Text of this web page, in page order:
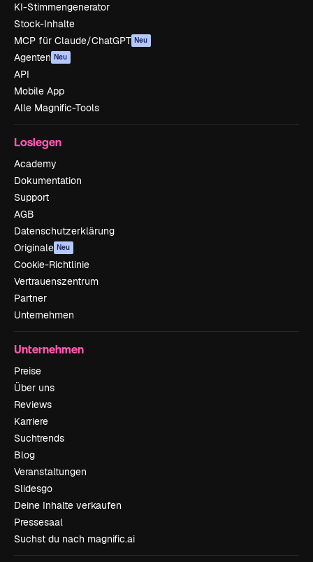
KI-Stimmengenerator
Stock-Inhalte
MCP für Claude/ChatGPT Neu
Agenten Neu
API
Mobile App
Alle Magnific-Tools
Loslegen
Academy
Dokumentation
Support
AGB
Datenschutzerklärung
Originale Neu
Cookie-Richtlinie
Vertrauenszentrum
Partner
Unternehmen
Unternehmen
Preise
Über uns
Reviews
Karriere
Suchtrends
Blog
Veranstaltungen
Slidesgo
Deine Inhalte verkaufen
Pressesaal
Suchst du nach magnific.ai